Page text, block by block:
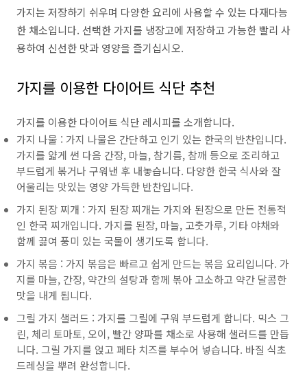
가지는 저장하기 쉬우며 다양한 요리에 사용할 수 있는 다재다능
한 채소입니다. 선택한 가지를 냉장고에 저장하고 가능한 빨리 사
용하여 신선한 맛과 영양을 즐기십시오.
가지를 이용한 다이어트 식단 추천
가지를 이용한 다이어트 식단 레시피를 소개합니다.
가지 나물 : 가지 나물은 간단하고 인기 있는 한국의 반찬입니다.
가지를 얇게 썬 다음 간장, 마늘, 참기름, 참깨 등으로 조리하고
부드럽게 볶거나 구워낸 후 내놓습니다. 다양한 한국 식사와 잘
어울리는 맛있는 영양 가득한 반찬입니다.
가지 된장 찌개 : 가지 된장 찌개는 가지와 된장으로 만든 전통적
인 한국 찌개입니다. 가지를 된장, 마늘, 고춧가루, 기타 야채와
함께 끓여 풍미 있는 국물이 생기도록 합니다.
가지 볶음 : 가지 볶음은 빠르고 쉽게 만드는 볶음 요리입니다. 가
지를 마늘, 간장, 약간의 설탕과 함께 볶아 고소하고 약간 달콤한
맛을 내게 됩니다.
그릴 가지 샐러드 : 가지를 그릴에 구워 부드럽게 합니다. 믹스 그
린, 체리 토마토, 오이, 빨간 양파를 채소로 사용해 샐러드를 만듭
니다. 그릴 가지를 얹고 페타 치즈를 부수어 넣습니다. 바질 식초
드레싱을 뿌려 완성합니다.